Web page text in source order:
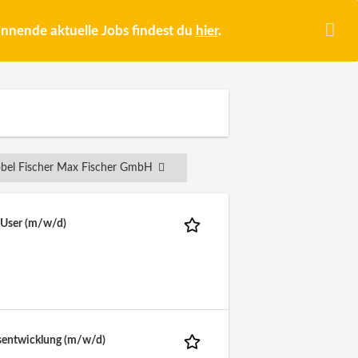
aktuelle Jobs findest du hier.
Fischer Max Fischer GmbH
(m/w/d)
(m/w/d)